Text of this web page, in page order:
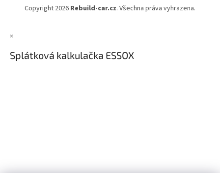
Copyright 2026 Rebuild-car.cz. Všechna práva vyhrazena.
×
Splátková kalkulačka ESSOX